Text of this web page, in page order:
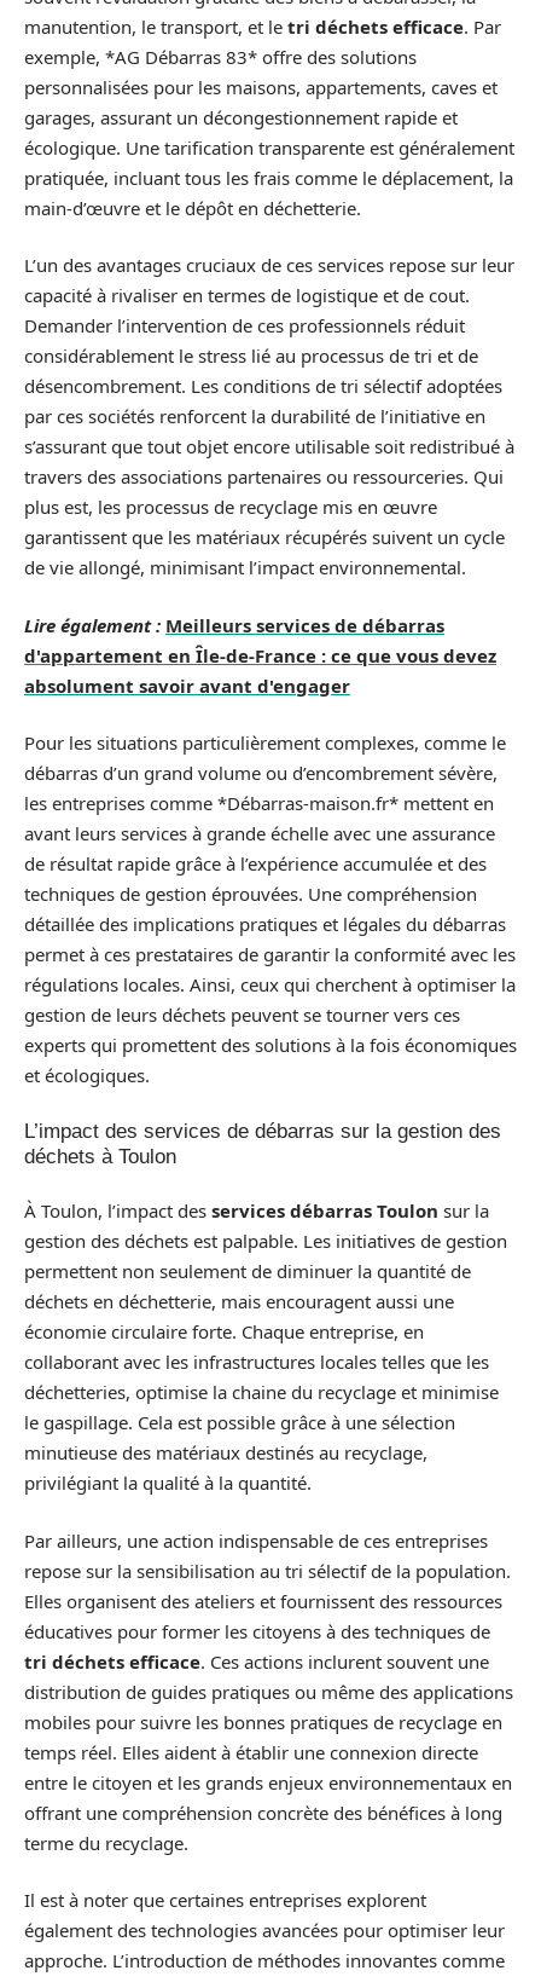
manutention, le transport, et le tri déchets efficace. Par
exemple, *AG Débarras 83* offre des solutions
personnalisées pour les maisons, appartements, caves et
garages, assurant un décongestionnement rapide et
écologique. Une tarification transparente est généralement
pratiquée, incluant tous les frais comme le déplacement, la
main-d’œuvre et le dépôt en déchetterie.
L’un des avantages cruciaux de ces services repose sur leur
capacité à rivaliser en termes de logistique et de cout.
Demander l’intervention de ces professionnels réduit
considérablement le stress lié au processus de tri et de
désencombrement. Les conditions de tri sélectif adoptées
par ces sociétés renforcent la durabilité de l’initiative en
s’assurant que tout objet encore utilisable soit redistribué à
travers des associations partenaires ou ressourceries. Qui
plus est, les processus de recyclage mis en œuvre
garantissent que les matériaux récupérés suivent un cycle
de vie allongé, minimisant l’impact environnemental.
Lire également : Meilleurs services de débarras
d'appartement en Île-de-France : ce que vous devez
absolument savoir avant d'engager
Pour les situations particulièrement complexes, comme le
débarras d’un grand volume ou d’encombrement sévère,
les entreprises comme *Débarras-maison.fr* mettent en
avant leurs services à grande échelle avec une assurance
de résultat rapide grâce à l’expérience accumulée et des
techniques de gestion éprouvées. Une compréhension
détaillée des implications pratiques et légales du débarras
permet à ces prestataires de garantir la conformité avec les
régulations locales. Ainsi, ceux qui cherchent à optimiser la
gestion de leurs déchets peuvent se tourner vers ces
experts qui promettent des solutions à la fois économiques
et écologiques.
L’impact des services de débarras sur la gestion des
déchets à Toulon
À Toulon, l’impact des services débarras Toulon sur la
gestion des déchets est palpable. Les initiatives de gestion
permettent non seulement de diminuer la quantité de
déchets en déchetterie, mais encouragent aussi une
économie circulaire forte. Chaque entreprise, en
collaborant avec les infrastructures locales telles que les
déchetteries, optimise la chaine du recyclage et minimise
le gaspillage. Cela est possible grâce à une sélection
minutieuse des matériaux destinés au recyclage,
privilégiant la qualité à la quantité.
Par ailleurs, une action indispensable de ces entreprises
repose sur la sensibilisation au tri sélectif de la population.
Elles organisent des ateliers et fournissent des ressources
éducatives pour former les citoyens à des techniques de
tri déchets efficace. Ces actions inclurent souvent une
distribution de guides pratiques ou même des applications
mobiles pour suivre les bonnes pratiques de recyclage en
temps réel. Elles aident à établir une connexion directe
entre le citoyen et les grands enjeux environnementaux en
offrant une compréhension concrète des bénéfices à long
terme du recyclage.
Il est à noter que certaines entreprises explorent
également des technologies avancées pour optimiser leur
approche. L’introduction de méthodes innovantes comme